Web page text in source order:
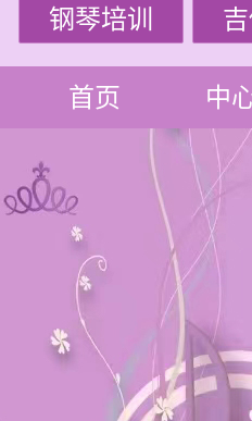
钢琴培训 吉
首页 中